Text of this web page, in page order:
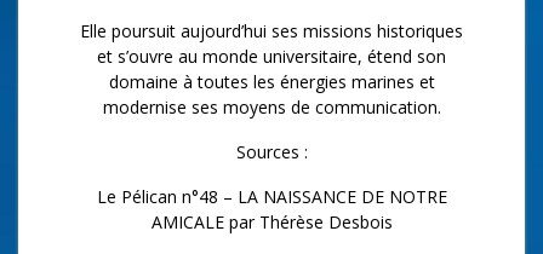
Elle poursuit aujourd’hui ses missions historiques
et s’ouvre au monde universitaire, étend son
domaine à toutes les énergies marines et
modernise ses moyens de communication.
Sources :
Le Pélican n°48 – LA NAISSANCE DE NOTRE
AMICALE par Thérèse Desbois